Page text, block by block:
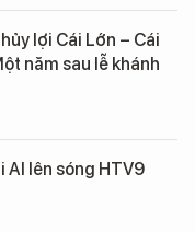
lợi Cái Lớn – Cái
năm sau lễ khánh
AI lên sóng HTV9